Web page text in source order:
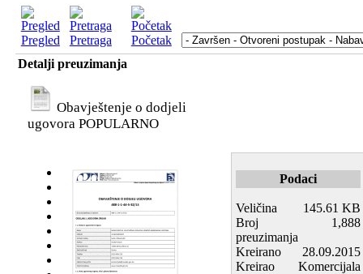
Pregled Pretraga
Početak
Detalji preuzimanja
Obavještenje o dodjeli
ugovora POPULARNO
Podaci
Veličina
145.61 KB
Broj
preuzimanja
1,888
Kreirano
28.09.2015
Kreirao
Komercijala